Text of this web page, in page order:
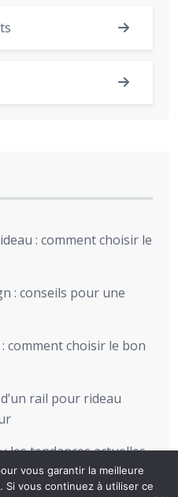
: comment choisir le
: conseils pour une
comment choisir le bon
rail pour rideau
les tendances actuelles
vous garantir la meilleure
vous continuez à utiliser ce